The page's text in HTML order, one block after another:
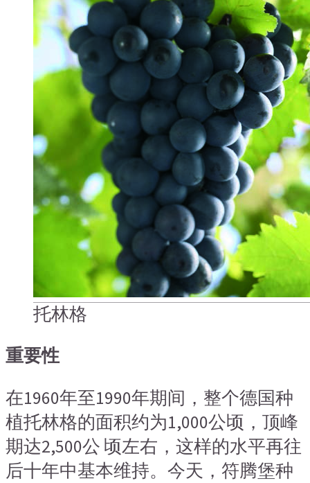
托林格
重要性
在1960年至1990年期间，整个德国种
植托林格的面积约为1,000公顷，顶峰
期达2,500公 顷左右，这样的水平再往
后十年中基本维持。今天，符腾堡种